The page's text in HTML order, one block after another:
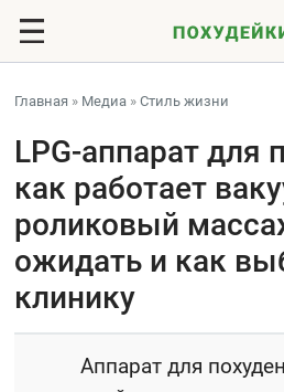
Главная » Медиа »Стиль жизни
LPG-аппарат для
как работает
роликовый
ожидать и как
клинику
Аппарат для